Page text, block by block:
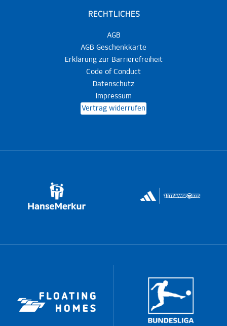
RECHTLICHES
AGB
AGB Geschenkkarte
Erklärung zur Barrierefreiheit
Code of Conduct
Datenschutz
Impressum
Vertrag widerrufen